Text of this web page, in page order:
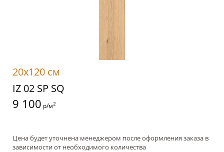
20x120 см
IZ 02 SP SQ
9 100 р/м2
Цена будет уточнена менеджером после оформления заказа в
зависимости от необходимого количества